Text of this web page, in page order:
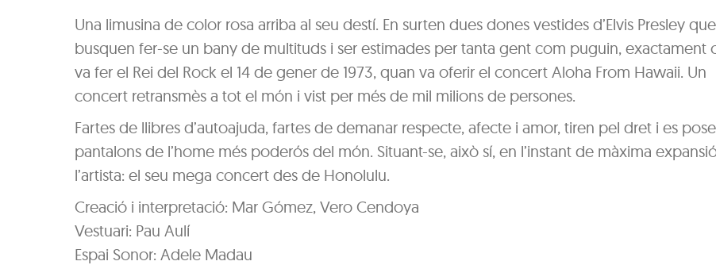
Una limusina de color rosa arriba al seu destí. En surten dues dones vestides d’Elvis Presley que
busquen fer-se un bany de multituds i ser estimades per tanta gent com puguin, exactament
va fer el Rei del Rock el 14 de gener de 1973, quan va oferir el concert Aloha From Hawaii. Un
concert retransmès a tot el món i vist per més de mil milions de persones.
Fartes de llibres d’autoajuda, fartes de demanar respecte, afecte i amor, tiren pel dret i es
pantalons de l’home més poderós del món. Situant-se, això sí, en l’instant de màxima
l’artista: el seu mega concert des de Honolulu.
Creació i interpretació: Mar Gómez, Vero Cendoya
Vestuari: Pau Aulí
Espai Sonor: Adele Madau